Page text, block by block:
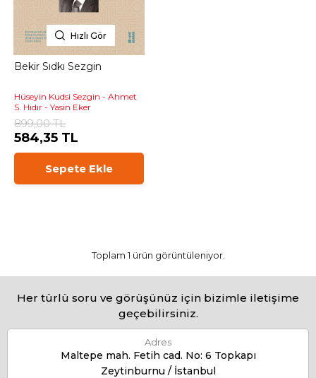
Hızlı Gör
Bekir Sıdkı Sezgin
Hüseyin Kudsi Sezgin - Ahmet
S. Hıdır - Yasin Eker
899,00 TL
584,35 TL
Sepete Ekle
Toplam 1 ürün görüntüleniyor.
Her türlü soru ve görüşünüz için bizimle iletişime
geçebilirsiniz.
Adres
Maltepe mah. Fetih cad. No: 6 Topkapı
Zeytinburnu / İstanbul